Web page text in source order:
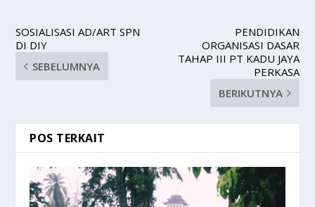
SOSIALISASI AD/ART SPN
DI DIY
SEBELUMNYA
PENDIDIKAN
ORGANISASI DASAR
TAHAP III PT KADU JAYA
PERKASA
BERIKUTNYA
POS TERKAIT